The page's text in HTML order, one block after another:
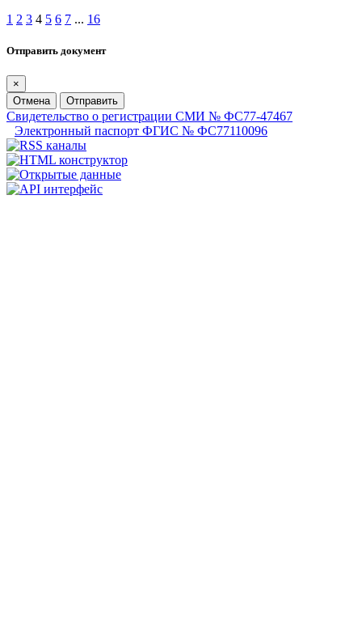
1 2 3 4 5 6 7 ... 16
Отправить документ
×
Отмена
Отправить
Свидетельство о регистрации СМИ № ФС77-47467
Электронный паспорт ФГИС № ФС77110096